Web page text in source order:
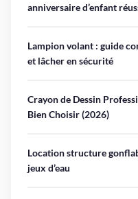
anniversaire d’enfant
Lampion volant : guide
et lâcher en sécurité
Crayon de Dessin
Bien Choisir (2026)
Location structure
jeux d’eau